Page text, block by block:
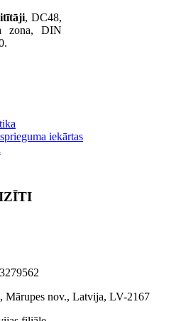
, DC48,
zona, DIN
iekārtas
Mārupes nov., Latvija, LV-2167